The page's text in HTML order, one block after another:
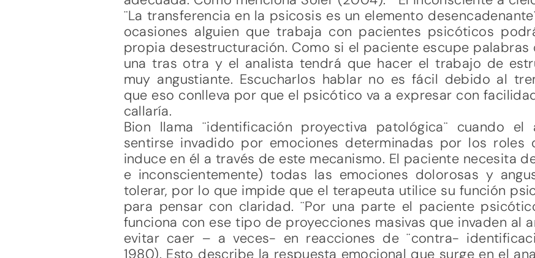
¨La transferencia en la psicosis es un elemento
ocasiones alguien que trabaja con pacientes psicóticos
propia desestructuración. Como si el paciente escupe
una tras otra y el analista tendrá que hacer el trabajo de
muy angustiante. Escucharlos hablar no es fácil debido al
que eso conlleva por que el psicótico va a expresar con
callaría.
Bion llama ¨identificación proyectiva patológica¨ cuando
sentirse invadido por emociones determinadas por los roles
induce en él a través de este mecanismo. El paciente necesita
e inconscientemente) todas las emociones dolorosas y
tolerar, por lo que impide que el terapeuta utilice su función
para pensar con claridad. ¨Por una parte el paciente
funciona con ese tipo de proyecciones masivas que invaden al
evitar caer – a veces- en reacciones de ¨contra-
1980). Esto describe la respuesta emocional que surge en el